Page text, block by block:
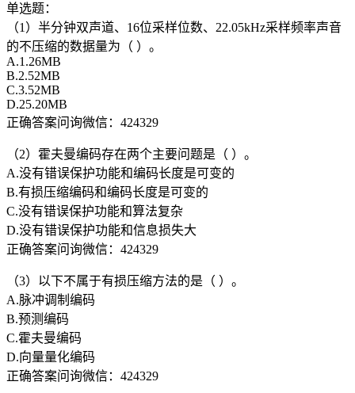
单选题：
（1）半分钟双声道、16位采样位数、22.05kHz采样频率声音
的不压缩的数据量为（ ）。
A.1.26MB
B.2.52MB
C.3.52MB
D.25.20MB
正确答案问询微信：424329
（2）霍夫曼编码存在两个主要问题是（ ）。
A.没有错误保护功能和编码长度是可变的
B.有损压缩编码和编码长度是可变的
C.没有错误保护功能和算法复杂
D.没有错误保护功能和信息损失大
正确答案问询微信：424329
（3）以下不属于有损压缩方法的是（ ）。
A.脉冲调制编码
B.预测编码
C.霍夫曼编码
D.向量量化编码
正确答案问询微信：424329